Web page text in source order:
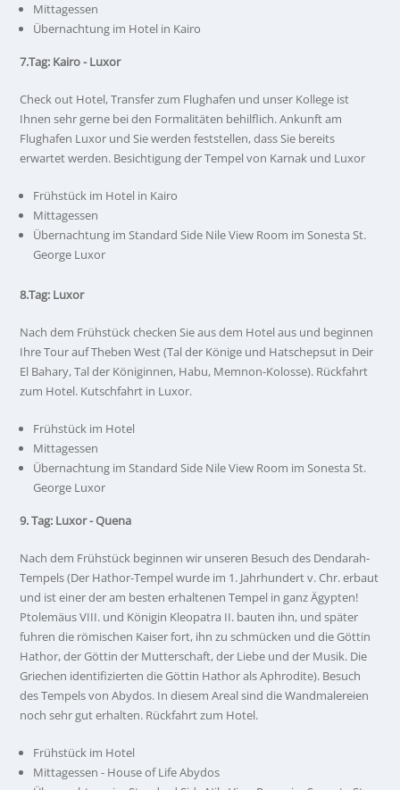
Mittagessen
Übernachtung im Hotel in Kairo
7.Tag: Kairo - Luxor
Check out Hotel, Transfer zum Flughafen und unser Kollege ist
Ihnen sehr gerne bei den Formalitäten behilflich. Ankunft am
Flughafen Luxor und Sie werden feststellen, dass Sie bereits
erwartet werden. Besichtigung der Tempel von Karnak und Luxor
Frühstück im Hotel in Kairo
Mittagessen
Übernachtung im Standard Side Nile View Room im Sonesta St.
George Luxor
8.Tag: Luxor
Nach dem Frühstück checken Sie aus dem Hotel aus und beginnen
Ihre Tour auf Theben West (Tal der Könige und Hatschepsut in Deir
El Bahary, Tal der Königinnen, Habu, Memnon-Kolosse). Rückfahrt
zum Hotel. Kutschfahrt in Luxor.
Frühstück im Hotel
Mittagessen
Übernachtung im Standard Side Nile View Room im Sonesta St.
George Luxor
9. Tag: Luxor - Quena
Nach dem Frühstück beginnen wir unseren Besuch des Dendarah-
Tempels (Der Hathor-Tempel wurde im 1. Jahrhundert v. Chr. erbaut
und ist einer der am besten erhaltenen Tempel in ganz Ägypten!
Ptolemäus VIII. und Königin Kleopatra II. bauten ihn, und später
fuhren die römischen Kaiser fort, ihn zu schmücken und die Göttin
Hathor, der Göttin der Mutterschaft, der Liebe und der Musik. Die
Griechen identifizierten die Göttin Hathor als Aphrodite). Besuch
des Tempels von Abydos. In diesem Areal sind die Wandmalereien
noch sehr gut erhalten. Rückfahrt zum Hotel.
Frühstück im Hotel
Mittagessen - House of Life Abydos